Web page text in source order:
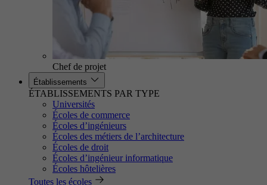
Chef de projet
Établissements
ÉTABLISSEMENTS PAR TYPE
Universités
Écoles de commerce
Écoles d’ingénieurs
Écoles des métiers de l’architecture
Écoles de droit
Écoles d’ingénieur informatique
Écoles hôtelières
Toutes les écoles